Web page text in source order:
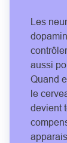
Les
aussi
Quand
le
devient